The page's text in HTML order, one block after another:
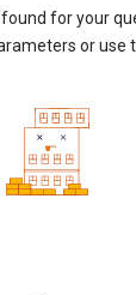
for your
or use